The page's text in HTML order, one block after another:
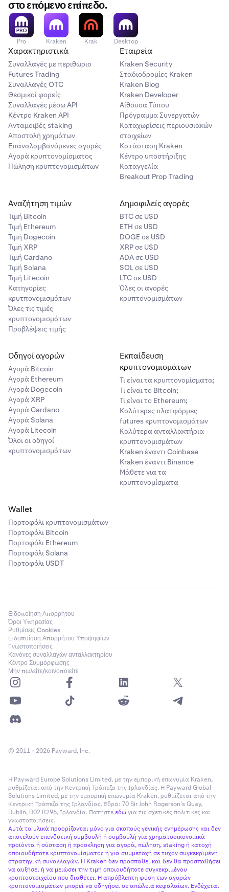
στο επόμενο επίπεδο.
Pro Kraken Krak Desktop
Χαρακτηριστικά
Συναλλαγές με περιθώριο
Futures Trading
Συναλλαγές OTC
Θεσμικοί φορείς
Συναλλαγές μέσω API
Κέντρο Kraken API
Ανταμοιβές staking
Αποστολή χρημάτων
Επαναλαμβανόμενες αγορές
Αγορά κρυπτονομίσματος
Πώληση κρυπτονομισμάτων
Εταιρεία
Kraken Security
Σταδιοδρομίες Kraken
Kraken Blog
Kraken Developer
Αίθουσα Τύπου
Πρόγραμμα Συνεργατών
Καταχωρίσεις περιουσιακών
στοιχείων
Κατάσταση Kraken
Κέντρο υποστήριξης
Καταγγελία
Breakout Prop Trading
Αναζήτηση τιμών
Τιμή Βitcoin
Τιμή Ethereum
Τιμή Dogecoin
Τιμή XRP
Τιμή Cardano
Τιμή Solana
Τιμή Litecoin
Κατηγορίες
κρυτπονομισμάτων
Όλες τις τιμές
κρυπτονομισμάτων
Προβλέψεις τιμής
Δημοφιλείς αγορές
BTC σε USD
ETH σε USD
DOGE σε USD
XRP σε USD
ADA σε USD
SOL σε USD
LTC σε USD
Όλες οι αγορές
κρυπτονομισμάτων
Οδηγοί αγορών
Αγορά Bitcoin
Αγορά Ethereum
Αγορά Dogecoin
Αγορά XRP
Αγορά Cardano
Αγορά Solana
Αγορά Litecoin
Όλοι οι οδηγοί
κρυπτονομισμάτων
Εκπαίδευση
κρυπτονομισμάτων
Τι είναι τα κρυπτονομίσματα;
Τι είναι το Bitcoin;
Τι είναι το Ethereum;
Καλύτερες πλατφόρμες
futures κρυπτονομισμάτων
Καλύτερα ανταλλακτήρια
κρυπτονομισμάτων
Kraken έναντι Coinbase
Kraken έναντι Binance
Μάθετε για τα
κρυπτονομίσματα
Wallet
Πορτοφόλι κρυπτονομισμάτων
Πορτοφόλι Bitcoin
Πορτοφόλι Ethereum
Πορτοφόλι Solana
Πορτοφόλι USDT
Ειδοποίηση Απορρήτου
Όροι Υπηρεσίας
Ρυθμίσεις Cookies
Ειδοποίηση Απορρήτου Υποψηφίων
Γνωστοποιήσεις
Κανόνες συναλλαγών ανταλλακτηρίου
Κέντρο Συμμόρφωσης
Μην πωλείτε/κοινοποιείτε
© 2011 - 2026 Payward, Inc.
Η Payward Europe Solutions Limited, με την εμπορική επωνυμία Kraken,
ρυθμίζεται από την Κεντρική Τράπεζα της Ιρλανδίας. Η Payward Global
Solutions Limited, με την εμπορική επωνυμία Kraken, ρυθμίζεται από την
Κεντρική Τράπεζα της Ιρλανδίας. Έδρα: 70 Sir John Rogerson’s Quay,
Dublin, D02 R296, Ιρλανδία. Πατήστεεδώγια τις σχετικές πολιτικές και
γνωστοποιήσεις.
Αυτά τα υλικά προορίζονται μόνο για σκοπούς γενικής ενημέρωσης και δεν
αποτελούν επενδυτική συμβουλή ή συμβουλή για χρηματοοικονομικά
προϊόντα ή σύσταση ή πρόσκληση για αγορά, πώληση, staking ή κατοχή
οποιουδήποτε κρυπτονομίσματος ή για συμμετοχή σε τυχόν συγκεκριμένη
στρατηγική συναλλαγών. Η Kraken δεν προσπαθεί και δεν θα προσπαθήσει
να αυξήσει ή να μειώσει την τιμή οποιουδήποτε συγκεκριμένου
κρυπτοστοιχείου που διαθέτει. Η απρόβλεπτη φύση των αγορών
κρυπτονομισμάτων μπορεί να οδηγήσει σε απώλεια κεφαλαίων. Ενδέχεται